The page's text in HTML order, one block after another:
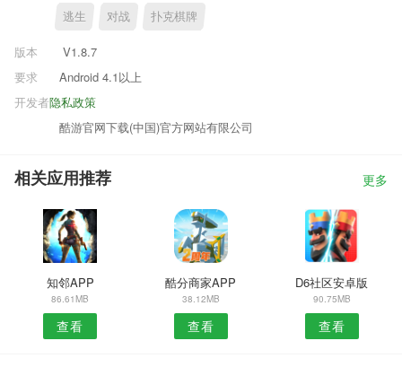
逃生 对战 扑克棋牌
版本
V1.8.7
要求
Android 4.1以上
隐私政策
开发者
酷游官网下载(中国)官方网站有限公司
相关应用推荐 更多
知邻APP
86.61MB
查看
酷分商家APP
38.12MB
查看
D6社区安卓版
90.75MB
查看